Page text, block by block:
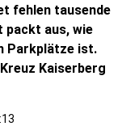
fehlen tausende
packt aus, wie
Parkplätze ist.
Kaiserberg